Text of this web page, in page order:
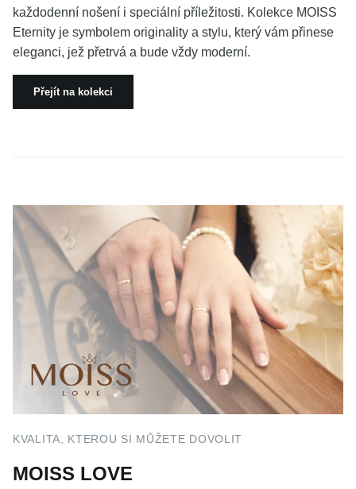
každodenní nošení i speciální příležitosti. Kolekce MOISS
Eternity je symbolem originality a stylu, který vám přinese
eleganci, jež přetrvá a bude vždy moderní.
Přejít na kolekci
KVALITA, KTEROU SI MŮŽETE DOVOLIT
MOISS LOVE